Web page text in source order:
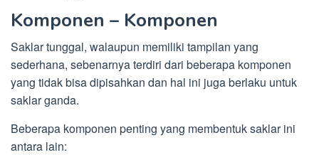
Komponen – Komponen
Saklar tunggal, walaupun memiliki tampilan yang
sederhana, sebenarnya terdiri dari beberapa komponen
yang tidak bisa dipisahkan dan hal ini juga berlaku untuk
saklar ganda.
Beberapa komponen penting yang membentuk saklar ini
antara lain: